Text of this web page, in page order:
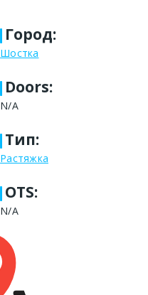
Город:
Шостка
Doors:
N/A
Тип:
Растяжка
OTS:
N/A